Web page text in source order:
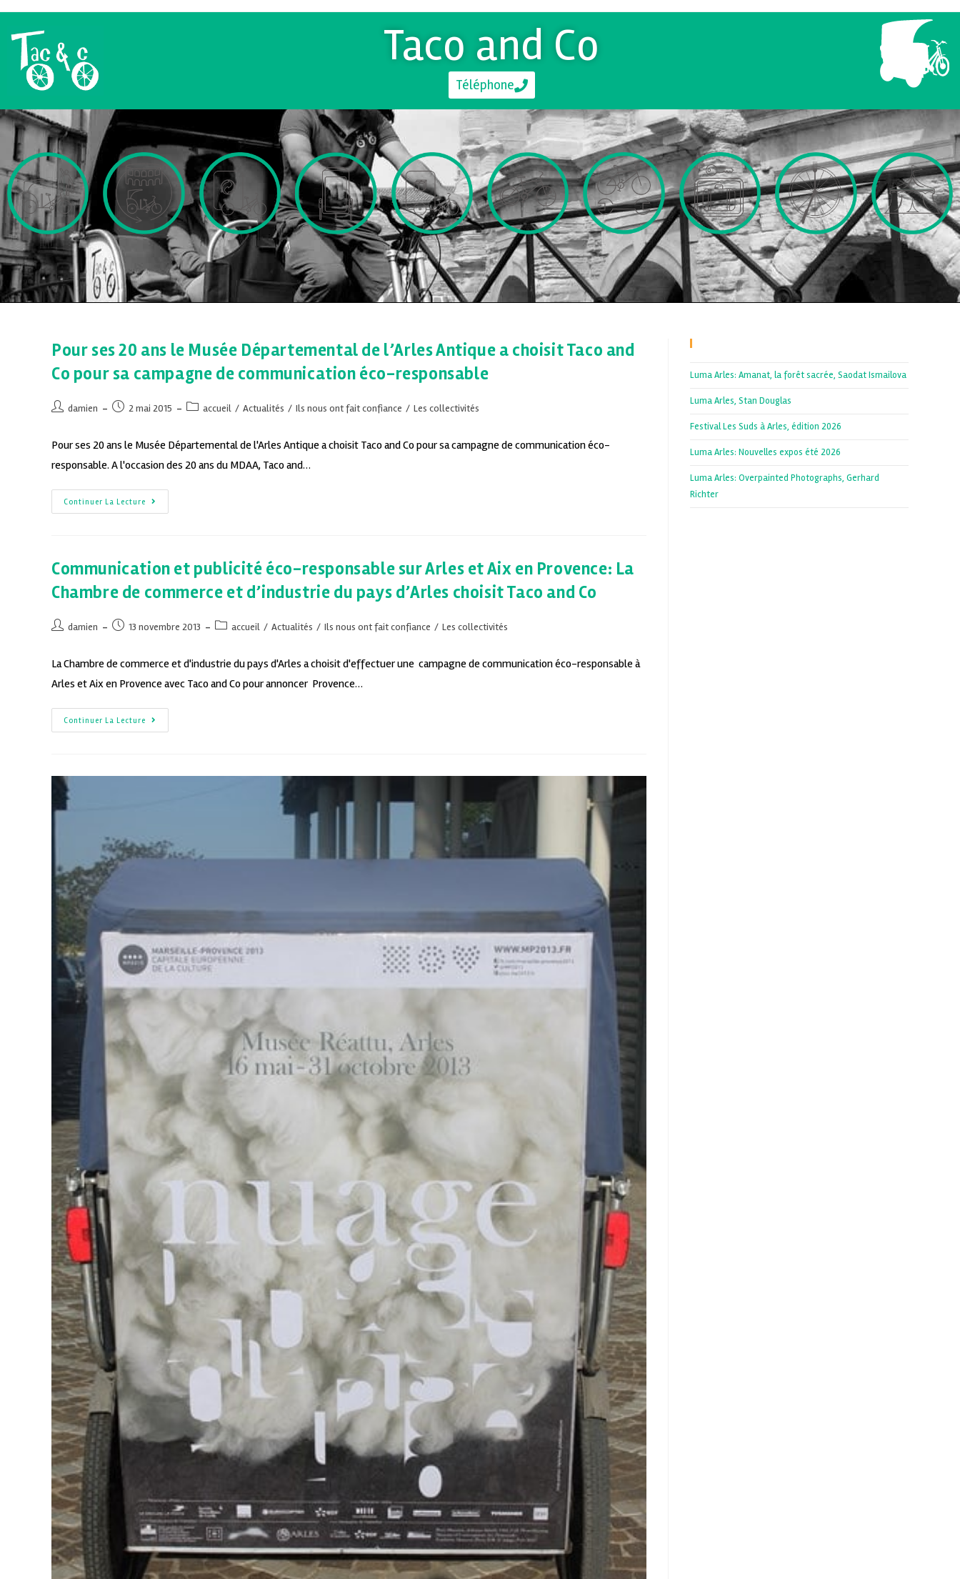
Taco and Co
Téléphone
Pour ses 20 ans le Musée Départemental de l’Arles Antique a choisit Taco and
Co pour sa campagne de communication éco-responsable
damien 2 mai 2015 accueil / Actualités / Ils nous ont fait confiance / Les collectivités
Pour ses 20 ans le Musée Départemental de l'Arles Antique a choisit Taco and Co pour sa campagne de communication éco-
responsable. A l'occasion des 20 ans du MDAA, Taco and…
Continuer La Lecture
Communication et publicité éco-responsable sur Arles et Aix en Provence: La
Chambre de commerce et d’industrie du pays d’Arles choisit Taco and Co
damien 13 novembre 2013 accueil / Actualités / Ils nous ont fait confiance / Les collectivités
La Chambre de commerce et d'industrie du pays d'Arles a choisit d'effectuer une campagne de communication éco-responsable à
Arles et Aix en Provence avec Taco and Co pour annoncer Provence…
Continuer La Lecture
Luma Arles: Amanat, la forêt sacrée, Saodat Ismailova
Luma Arles, Stan Douglas
Festival Les Suds à Arles, édition 2026
Luma Arles: Nouvelles expos été 2026
Luma Arles: Overpainted Photographs, Gerhard
Richter